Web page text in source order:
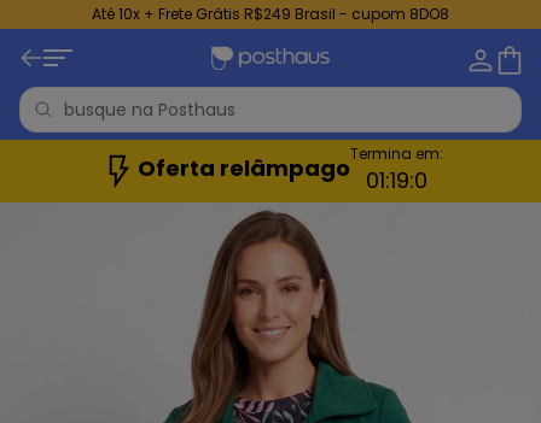
Até 10x + Frete Grátis R$249 Brasil - cupom 8DO8
Oferta relâmpagoTermina em:
01:18:59